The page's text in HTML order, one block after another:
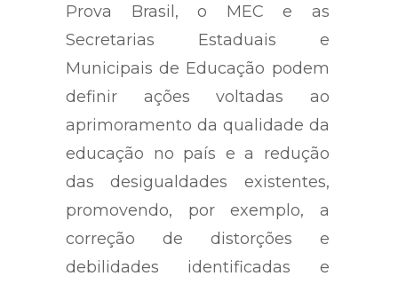
Prova Brasil, o MEC e as
Secretarias Estaduais e
Municipais de Educação podem
definir ações voltadas ao
aprimoramento da qualidade da
educação no país e a redução
das desigualdades existentes,
promovendo, por exemplo, a
correção de distorções e
debilidades identificadas e